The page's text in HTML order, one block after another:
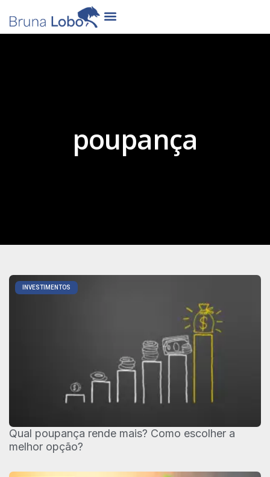
poupança
INVESTIMENTOS
Qual poupança rende mais? Como escolher a
melhor opção?